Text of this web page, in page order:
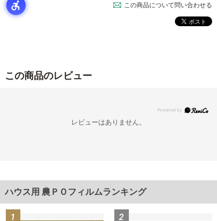
この商品について問い合わせる
この商品のレビュー
レビューはありません。
ハウス用 農ＰＯフィルムランキング